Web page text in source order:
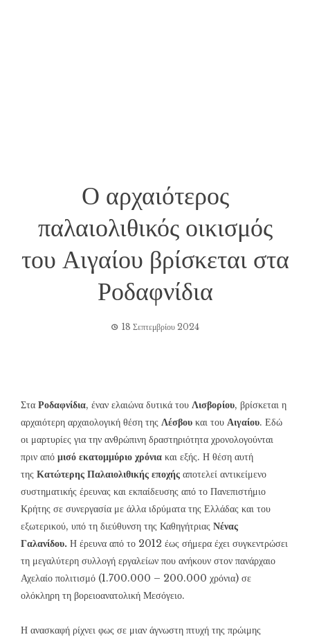
Ο αρχαιότερος
παλαιολιθικός οικισμός
του Αιγαίου βρίσκεται στα
Ροδαφνίδια
18 Σεπτεμβρίου 2024
Στα Ροδαφνίδια, έναν ελαιώνα δυτικά του Λισβορίου, βρίσκεται η
αρχαιότερη αρχαιολογική θέση της Λέσβου και του Αιγαίου. Εδώ
οι μαρτυρίες για την ανθρώπινη δραστηριότητα χρονολογούνται
πριν από μισό εκατομμύριο χρόνια και εξής. Η θέση αυτή
της Κατώτερης Παλαιολιθικής εποχής αποτελεί αντικείμενο
συστηματικής έρευνας και εκπαίδευσης από το Πανεπιστήμιο
Κρήτης σε συνεργασία με άλλα ιδρύματα της Ελλάδας και του
εξωτερικού, υπό τη διεύθυνση της Καθηγήτριας Νένας
Γαλανίδου. Η έρευνα από το 2012 έως σήμερα έχει συγκεντρώσει
τη μεγαλύτερη συλλογή εργαλείων που ανήκουν στον πανάρχαιο
Αχελαίο πολιτισμό (1.700.000 – 200.000 χρόνια) σε
ολόκληρη τη βορειοανατολική Μεσόγειο.
Η ανασκαφή ρίχνει φως σε μιαν άγνωστη πτυχή της πρώιμης